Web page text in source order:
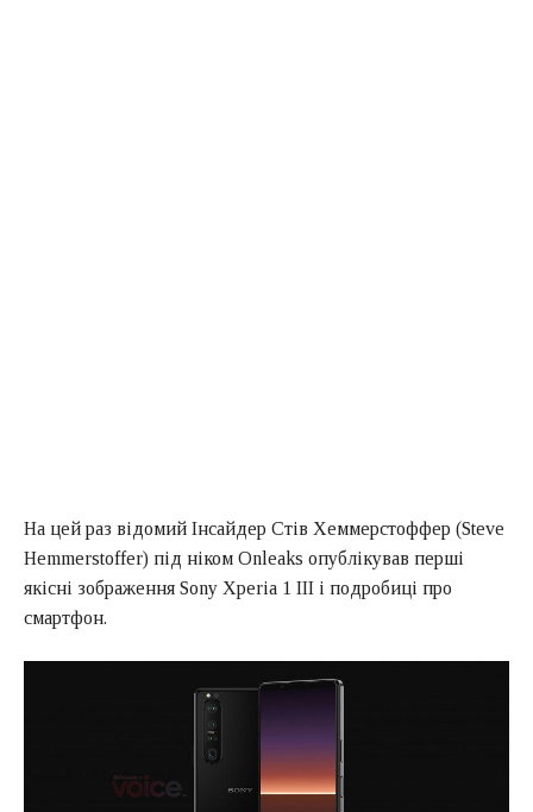
На цей раз відомий Інсайдер Стів Хеммерстоффер (Steve
Hemmerstoffer) під ніком Onleaks опублікував перші
якісні зображення Sony Xperia 1 III і подробиці про
смартфон.